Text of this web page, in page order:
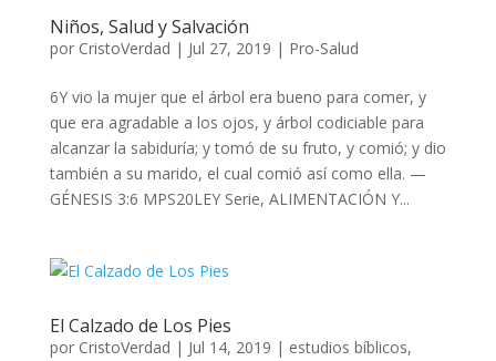
Niños, Salud y Salvación
por CristoVerdad | Jul 27, 2019 | Pro-Salud
6Y vio la mujer que el árbol era bueno para comer, y
que era agradable a los ojos, y árbol codiciable para
alcanzar la sabiduría; y tomó de su fruto, y comió; y dio
también a su marido, el cual comió así como ella. —
GÉNESIS 3:6 MPS20LEY Serie, ALIMENTACIÓN Y...
El Calzado de Los Pies
por CristoVerdad | Jul 14, 2019 | estudios bíblicos,